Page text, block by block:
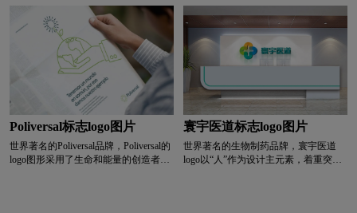
绿色logo设计 蓝色logo设计 门窗logo设计
摩托车logo设计 M字母汉字酒店logo设计
M字母酒店logo设计 内衣logo设计 奶logo设计
牛奶logo设计 奶茶logo设计 冷冻食品logo设计
情感之约。标志简约精致，传达出一种健康、温
馨、浪漫、小情调的气质及理念。
Poliversal标志logo图片
世界著名的Poliversal品牌，Poliversal的
logo图形采用了生命和能量的创造者
寰宇医道标志logo图片
世界著名的生物制药品牌，寰宇医道
logo以“人”作为设计主元素，着重突出